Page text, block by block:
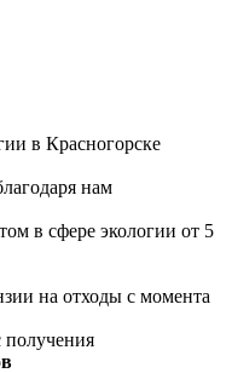
в Красногорске
нам
в сфере экологии от 5
на отходы с момента
получения